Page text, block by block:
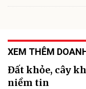
XEM THÊM
Đất khỏe, cây
niềm tin